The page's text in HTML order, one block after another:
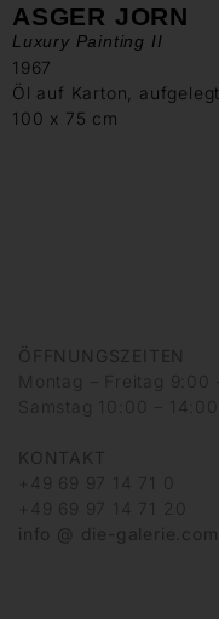
ASGER JORN
Luxury Painting II
1967
Öl auf Karton,
100 x 75 cm
ÖFFNUNGSZEITEN
Montag – Freitag 9:00
Samstag 10:00 – 14:00
KONTAKT
+49 69 97 14 71 0
+49 69 97 14 71 20
info @ die-galerie.com